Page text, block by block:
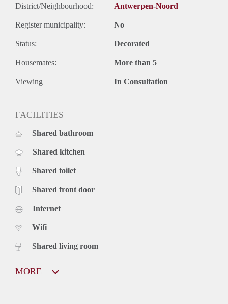
District/Neighbourhood: Antwerpen-Noord
Register municipality: No
Status: Decorated
Housemates: More than 5
Viewing In Consultation
FACILITIES
Shared bathroom
Shared kitchen
Shared toilet
Shared front door
Internet
Wifi
Shared living room
MORE